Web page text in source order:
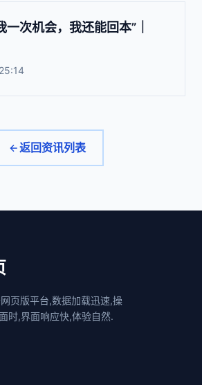
一次机会，我还能回本”｜
返回资讯列表
页版平台,数据加载迅速,操
时,界面响应快,体验自然.